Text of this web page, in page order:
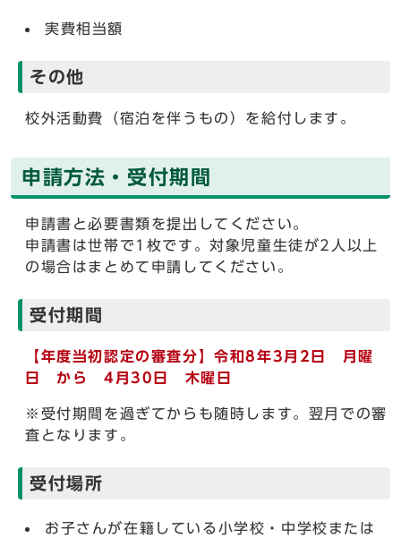
実費相当額
その他
校外活動費（宿泊を伴うもの）を給付します。
申請方法・受付期間
申請書と必要書類を提出してください。
申請書は世帯で1枚です。対象児童生徒が2人以上
の場合はまとめて申請してください。
受付期間
【年度当初認定の審査分】令和8年3月2日 月曜
日 から 4月30日 木曜日
※受付期間を過ぎてからも随時します。翌月での審
査となります。
受付場所
お子さんが在籍している小学校・中学校または